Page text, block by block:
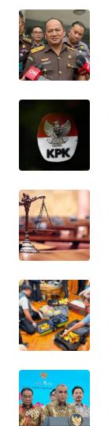
WAHANANEWS
ID
WAHANANEWS
CO ID
WAHANANEWS
NET
WAHANA
SPORT
UMKM
WAHANA
SELEB
WAHANA
PERSONA